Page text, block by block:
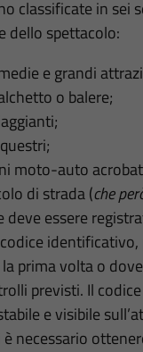
classificate in sei
dello spettacolo:
e grandi
o balere;
moto-auto
di strada (che
deve essere
prima volta o
previsti. Il
e visibile
necessario